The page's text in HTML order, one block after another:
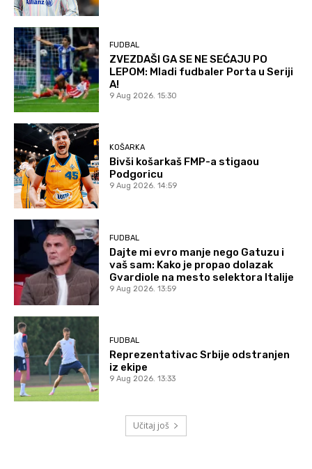
FUDBAL
ZVEZDAŠI GA SE NE SEĆAJU PO
LEPOM: Mladi fudbaler Porta u Seriji
A!
9 Aug 2026. 15:30
KOŠARKA
Bivši košarkaš FMP-a stigaou
Podgoricu
9 Aug 2026. 14:59
FUDBAL
Dajte mi evro manje nego Gatuzu i
vaš sam: Kako je propao dolazak
Gvardiole na mesto selektora Italije
9 Aug 2026. 13:59
FUDBAL
Reprezentativac Srbije odstranjen
iz ekipe
9 Aug 2026. 13:33
Učitaj još